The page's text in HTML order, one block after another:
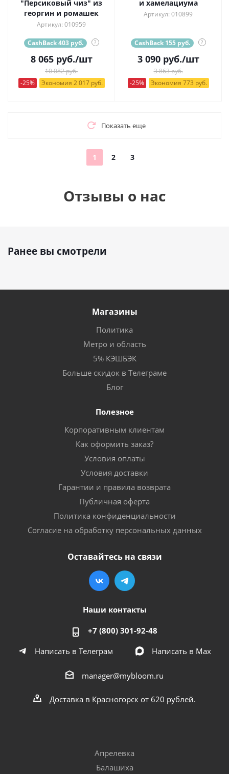
"Персиковый чиз" из
георгин и ромашек
Артикул: 010959
CashBack 403 руб. ?
8 065руб./шт
10 082 руб.
-25%
Экономия 2 017 руб.
и хамелациума
Артикул: 010899
CashBack 155 руб. ?
3 090руб./шт
3 863 руб.
-25%
Экономия 773 руб.
Показать еще
1 2 3
Отзывы о нас
Ранее вы смотрели
Магазины
Политика
Метро и область
5% КЭШБЭК
Больше скидок в Телеграме
Блог
Полезное
Корпоративным клиентам
Как оформить заказ?
Условия оплаты
Условия доставки
Гарантии и правила возврата
Публичная оферта
Политика конфиденциальности
Согласие на обработку персональных данных
Оставайтесь на связи
Наши контакты
+7 (800) 301-92-48
Написать в Телеграм
Написать в Мах
manager@mybloom.ru
Доставка в Красногорск от 620 рублей.
Апрелевка
Балашиха